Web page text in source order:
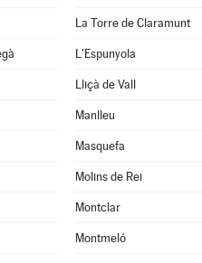
La Torre de Claramunt
L'Espunyola
Lliçà de Vall
Manlleu
Masquefa
Molins de Rei
Montclar
Montmeló